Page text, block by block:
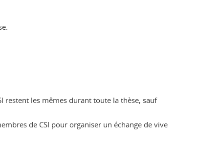
restent les mêmes durant toute la thèse, sauf
de CSI pour organiser un échange de vive